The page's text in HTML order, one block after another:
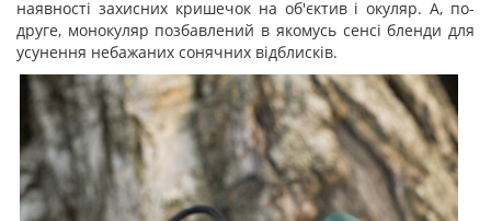
наявності захисних кришечок на об'єктив і окуляр. А, по-
друге, монокуляр позбавлений в якомусь сенсі бленди для
усунення небажаних сонячних відблисків.